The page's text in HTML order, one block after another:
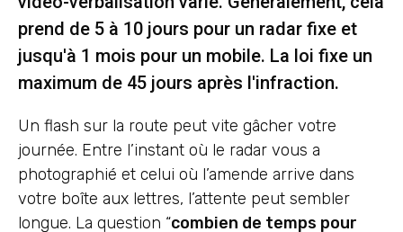
prend de 5 à 10 jours pour un radar fixe et
jusqu'à 1 mois pour un mobile. La loi fixe un
maximum de 45 jours après l'infraction.
Un flash sur la route peut vite gâcher votre
journée. Entre l’instant où le radar vous a
photographié et celui où l’amende arrive dans
votre boîte aux lettres, l’attente peut sembler
longue. La question “combien de temps pour